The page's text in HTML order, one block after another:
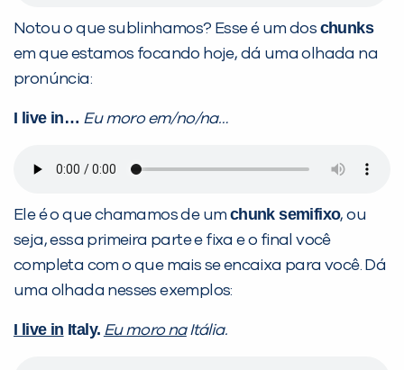
Notou o que sublinhamos? Esse é um dos chunks
em que estamos focando hoje, dá uma olhada na
pronúncia:
I live in… Eu moro em/no/na…
Ele é o que chamamos de um chunk semifixo, ou
seja, essa primeira parte e fixa e o final você
completa com o que mais se encaixa para você. Dá
uma olhada nesses exemplos:
I live in Italy. Eu moro naItália.